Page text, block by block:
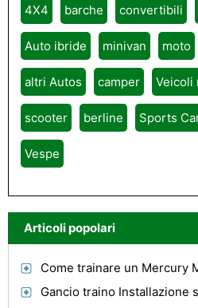
4X4 barche convertibili
Auto ibride minivan moto
altri Autos camper Veicoli
scooter berline Sports
Vespe
Articoli popolari
Come trainare un Mercury
Gancio traino Installazione